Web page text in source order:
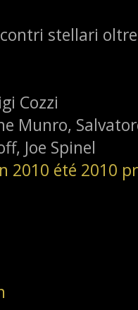
stellari
Cozzi
Munro,
Joe Spinel
2010 été 2010